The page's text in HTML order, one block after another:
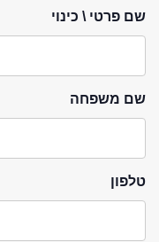
שם פרטי \ כינוי
שם משפחה
טלפון